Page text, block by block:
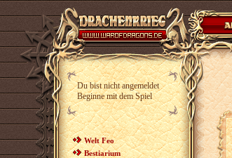
Du bist nicht angemeldet
Beginne mit dem Spiel
Welt Feo
Bestiarium